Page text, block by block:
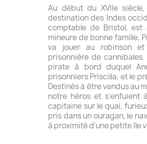
Au début du XVIIe
destination des Indes
comptable de Bristol,
mineure de bonne famille,
va jouer au robinson
prisonnière de
pirate à bord duquel
prisonniers Priscilla, et le
Destinés à être vendus au
notre héros et s'enfuient
capitaine sur le quai,
pris dans un ouragan, le
à proximité d'une petite île